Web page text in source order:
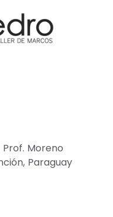
Moreno
Paraguay